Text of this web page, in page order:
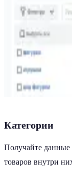
Категории
Получайте данные
товаров внутри